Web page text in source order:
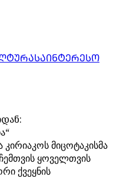
ᲡᲐᲘᲜᲢᲔᲠᲔᲡᲝ
კირიაკოს მიცოტაკისმა
ყოველთვის
ქვეყნის